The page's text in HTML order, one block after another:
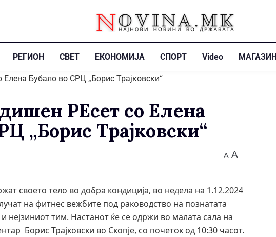
РЕГИОН СВЕТ ЕКОНОМИЈА СПОРТ Video МАГАЗИН
РЕсет со Елена
„Борис Трајковски“
A A
своето тело во добра кондиција, во недела на 1.12.2024
на фитнес вежбите под раководство на познатата
нејзиниот тим. Настанот ќе се одржи во малата сала на
Борис Трајковски во Скопје, со почеток од 10:30 часот.